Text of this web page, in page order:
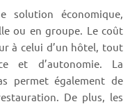
solution économique,
ou en groupe. Le coût
à celui d’un hôtel, tout
et d’autonomie. La
permet également de
De plus, les